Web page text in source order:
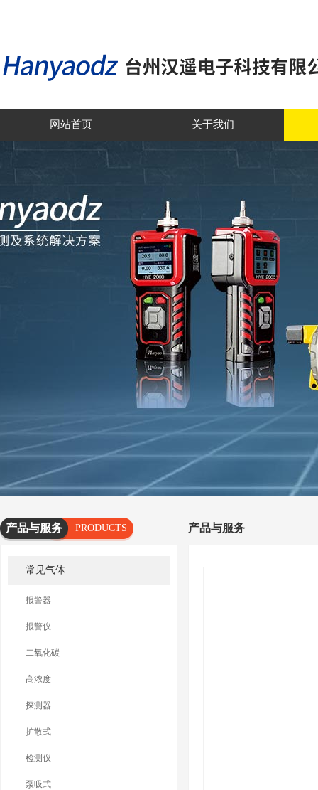
网站首页 关于我们
产品与服务
PRODUCTS
常见气体
报警器
报警仪
二氧化碳
高浓度
探测器
扩散式
检测仪
泵吸式
产品与服务